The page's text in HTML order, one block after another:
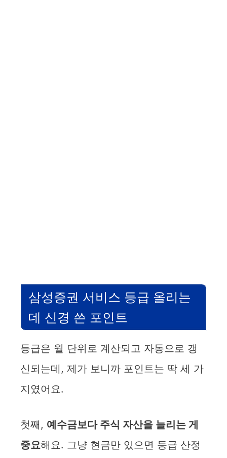
삼성증권 서비스 등급 올리는
데 신경 쓴 포인트
등급은 월 단위로 계산되고 자동으로 갱
신되는데, 제가 보니까 포인트는 딱 세 가
지였어요.
첫째, 예수금보다 주식 자산을 늘리는 게
중요해요. 그냥 현금만 있으면 등급 산정